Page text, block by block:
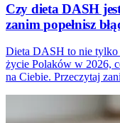
Czy dieta DASH
zanim popełnisz
Dieta DASH to nie tylko
życie Polaków w 2026,
na Ciebie. Przeczytaj